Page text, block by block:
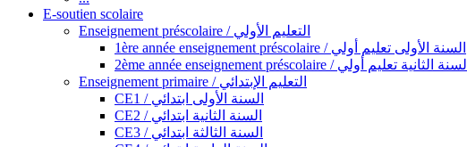
E-soutien scolaire
Enseignement préscolaire / التعليم الأولي
1ère année enseignement préscolaire / السنة الأولى تعليم أولي
2ème année enseignement préscolaire / السنة الثانية تعليم أولي
Enseignement primaire / التعليم الإبتدائي
CE1 / السنة الأولى ابتدائي
CE2 / السنة الثانية ابتدائي
CE3 / السنة الثالثة ابتدائي